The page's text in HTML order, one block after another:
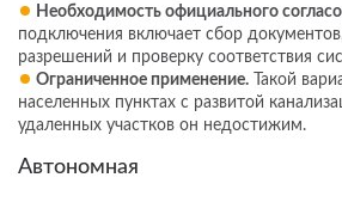
Необходимость официального
подключения включает сбор
разрешений и проверку соответствия
Ограниченное применение. Такой
населенных пунктах с развитой
удаленных участков он недостижим.
Автономная